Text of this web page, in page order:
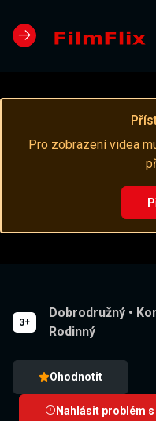
Pro zobrazení videa
3+
Dobrodružný •
Rodinný
Ohodnotit
Nahlásit problém